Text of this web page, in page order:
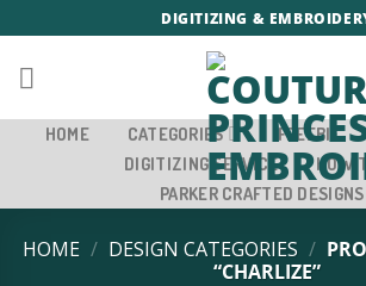
to
content
DIGITIZING &
HOME CATEGORIES FREEBIE
DIGITIZING SERVICE
HOW
PARKER CRAFTED DESIGNS
HOME / DESIGN CATEGORIES /
“CHARLIZE”